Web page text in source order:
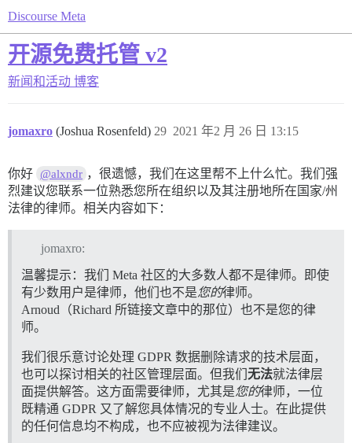
Discourse Meta
开源免费托管 v2
新闻和活动 博客
jomaxro (Joshua Rosenfeld) 2021 年2 月 26 日 13:15
29
你好 @alxndr ，很遗憾，我们在这里帮不上什么忙。我们强
烈建议您联系一位熟悉您所在组织以及其注册地所在国家/州
法律的律师。相关内容如下：
jomaxro:
温馨提示：我们 Meta 社区的大多数人都不是律师。即使
有少数用户是律师，他们也不是您的律师。
Arnoud（Richard 所链接文章中的那位）也不是您的律
师。
我们很乐意讨论处理 GDPR 数据删除请求的技术层面，
也可以探讨相关的社区管理层面。但我们 无法就法律层
面提供解答。这方面需要律师，尤其是您的律师，一位
既精通 GDPR 又了解您具体情况的专业人士。在此提供
的任何信息均不构成，也不应被视为法律建议。